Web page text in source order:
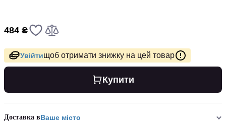
484 ₴
Увійтищоб отримати знижку на цей товар
Купити
Доставка вВаше місто